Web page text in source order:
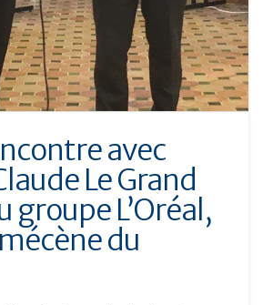
avec
Le Grand
groupe L’Oréal,
du